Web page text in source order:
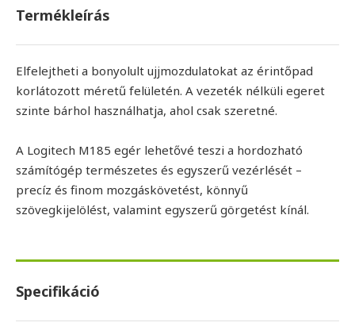
Termékleírás
Elfelejtheti a bonyolult ujjmozdulatokat az érintőpad
korlátozott méretű felületén. A vezeték nélküli egeret
szinte bárhol használhatja, ahol csak szeretné.
A Logitech M185 egér lehetővé teszi a hordozható
számítógép természetes és egyszerű vezérlését –
precíz és finom mozgáskövetést, könnyű
szövegkijelölést, valamint egyszerű görgetést kínál.
Specifikáció